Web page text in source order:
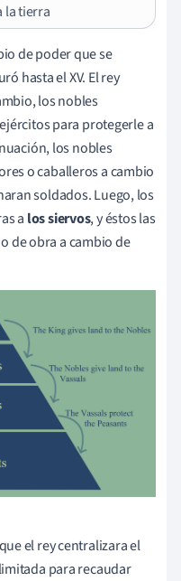
la tierra
de poder que se
hasta el XV. El rey
los nobles
para protegerle a
los nobles
o caballeros a cambio
soldados. Luego, los
a los siervos, y éstos las
de obra a cambio de
el rey centralizara el
para recaudar